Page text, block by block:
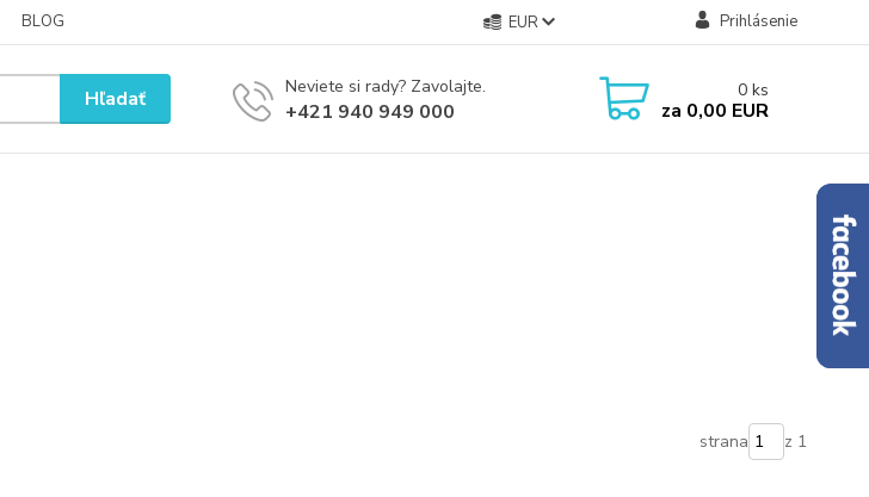
BLOG EUR Prihlásenie
Hľadať Neviete si rady? Zavolajte.
+421 940 949 000
0 ks
za 0,00 EUR
strana z 1